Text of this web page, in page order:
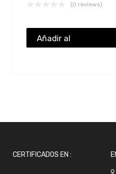
(0 reviews)
Añadir al
CERTIFICADOS EN :